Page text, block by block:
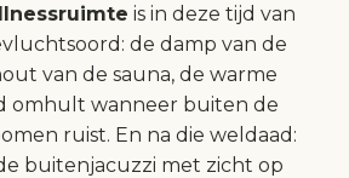
is in deze tijd van
de damp van de
van de sauna, de warme
omhult wanneer buiten de
ruist. En na die weldaad:
buitenjacuzzi met zicht op